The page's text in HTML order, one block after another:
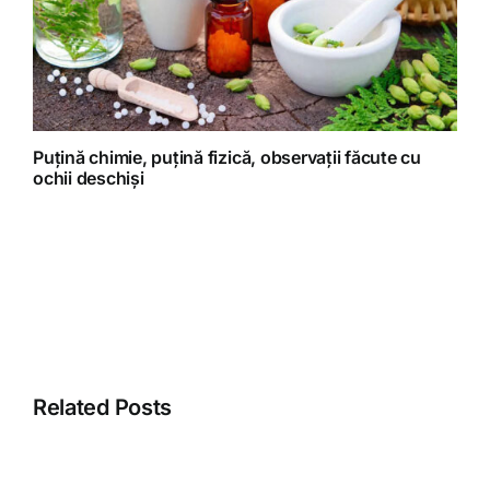
Puțină chimie, puțină fizică, observații făcute cu
ochii deschiși
Related Posts